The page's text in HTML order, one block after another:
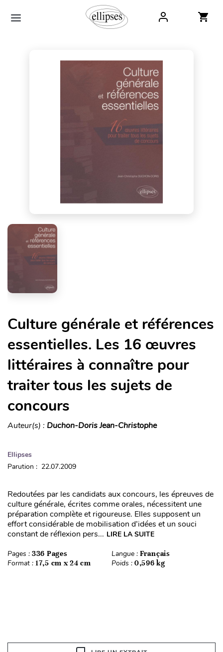
Culture générale et références
essentielles. Les 16 œuvres
littéraires à connaître pour
traiter tous les sujets de
concours
Auteur(s) : Duchon-Doris Jean-Christophe
Ellipses
Parution : 22.07.2009
Redoutées par les candidats aux concours, les épreuves de
culture générale, écrites comme orales, nécessitent une
préparation complète et rigoureuse. Elles supposent un
effort considérable de mobilisation d’idées et un souci
constant de réflexion pers... LIRE LA SUITE
Pages : 336 Pages Langue : Français
Format : 17,5 cm x 24 cm Poids : 0,596 kg